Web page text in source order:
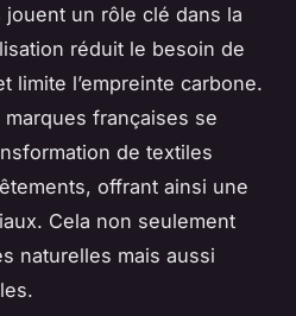
un rôle clé dans la
réduit le besoin de
limite l’empreinte carbone.
françaises se
de textiles
offrant ainsi une
Cela non seulement
naturelles mais aussi